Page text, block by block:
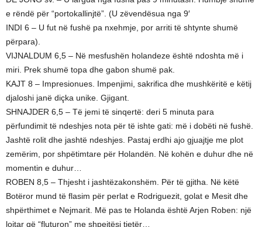
e rëndë për “portokallinjtë”. (U zëvendësua nga 9′
INDI 6 – U fut në fushë pa nxehmje, por arriti të shtynte shumë
përpara).
VIJNALDUM 6,5 – Në mesfushën holandeze është ndoshta më i
miri. Prek shumë topa dhe gabon shumë pak.
KAJT 8 – Impresionues. Impenjimi, sakrifica dhe mushkëritë e këtij
djaloshi janë diçka unike. Gjigant.
SHNAJDER 6,5 – Të jemi të sinqertë: deri 5 minuta para
përfundimit të ndeshjes nota për të ishte gati: më i dobëti në fushë.
Jashtë rolit dhe jashtë ndeshjes. Pastaj erdhi ajo gjuajtje me plot
zemërim, por shpëtimtare për Holandën. Në kohën e duhur dhe në
momentin e duhur…
ROBEN 8,5 – Thjesht i jashtëzakonshëm. Për të gjitha. Në këtë
Botëror mund të flasim për perlat e Rodriguezit, golat e Mesit dhe
shpërthimet e Nejmarit. Më pas te Holanda është Arjen Roben: një
lojtar që “fluturon” me shpejtësi tjetër…